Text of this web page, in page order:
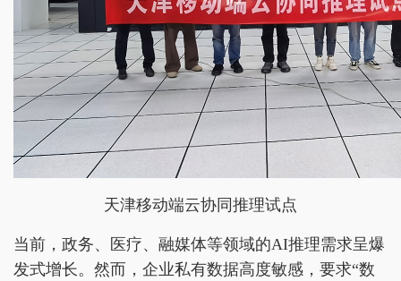
天津移动端云协同推理试点
当前，政务、医疗、融媒体等领域的AI推理需求呈爆
发式增长。然而，企业私有数据高度敏感，要求“数